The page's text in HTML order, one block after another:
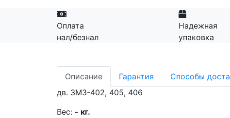
Оплата
нал/безнал
Надежная
упаковка
Описание Гарантия Способы
дв. ЗМЗ-402, 405, 406
Вес: - кг.